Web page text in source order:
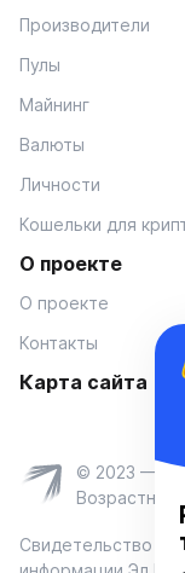
Производители
Пулы
Майнинг
Валюты
Личности
Кошельки для
О проекте
О проекте
Контакты
Карта сайта
© 2023 —
Возрастное
Свидетельство о